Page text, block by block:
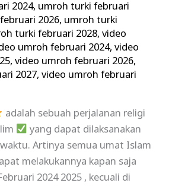
2024, umroh turki februari
2026, umroh turki
turki februari 2028,video
umroh februari 2024,video
,video umroh februari 2026,
2027,video umroh februari
adalah sebuah perjalanan religi
yang dapat dilaksanakan
Artinya semua umat Islam
melakukannya kapan saja
2024 2025 , kecuali di